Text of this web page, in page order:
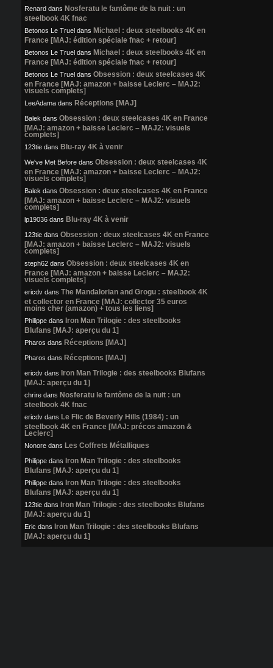
Renard dans Nosferatu le fantôme de la nuit : un
steelbook 4K fnac
Betonos Le Truel dans Michael : deux steelbooks 4K en
France [MAJ: édition spéciale fnac + retour]
Betonos Le Truel dans Michael : deux steelbooks 4K en
France [MAJ: édition spéciale fnac + retour]
Betonos Le Truel dans Obsession : deux steelcases 4K
en France [MAJ: amazon + baisse Leclerc – MAJ2:
visuels complets]
LeeAdama dans Réceptions [MAJ]
Balek dans Obsession : deux steelcases 4K en France
[MAJ: amazon + baisse Leclerc – MAJ2: visuels
complets]
123tie dans Blu-ray 4K à venir
We've Met Before dans Obsession : deux steelcases 4K
en France [MAJ: amazon + baisse Leclerc – MAJ2:
visuels complets]
Balek dans Obsession : deux steelcases 4K en France
[MAJ: amazon + baisse Leclerc – MAJ2: visuels
complets]
lp19036 dans Blu-ray 4K à venir
123tie dans Obsession : deux steelcases 4K en France
[MAJ: amazon + baisse Leclerc – MAJ2: visuels
complets]
steph62 dans Obsession : deux steelcases 4K en
France [MAJ: amazon + baisse Leclerc – MAJ2:
visuels complets]
ericdv dans The Mandalorian and Grogu : steelbook 4K
et collector en France [MAJ: collector 35 euros
moins cher (amazon) + tous les liens]
Philippe dans Iron Man Trilogie : des steelbooks
Blufans [MAJ: aperçu du 1]
Pharos dans Réceptions [MAJ]
Pharos dans Réceptions [MAJ]
ericdv dans Iron Man Trilogie : des steelbooks Blufans
[MAJ: aperçu du 1]
chrire dans Nosferatu le fantôme de la nuit : un
steelbook 4K fnac
ericdv dans Le Flic de Beverly Hills (1984) : un
steelbook 4K en France [MAJ: précos amazon &
Leclerc]
Nonore dans Les Coffrets Métalliques
Philippe dans Iron Man Trilogie : des steelbooks
Blufans [MAJ: aperçu du 1]
Philippe dans Iron Man Trilogie : des steelbooks
Blufans [MAJ: aperçu du 1]
123tie dans Iron Man Trilogie : des steelbooks Blufans
[MAJ: aperçu du 1]
Eric dans Iron Man Trilogie : des steelbooks Blufans
[MAJ: aperçu du 1]